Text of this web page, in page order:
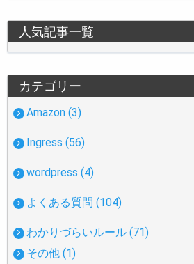
人気記事一覧
カテゴリー
Amazon (3)
Ingress (56)
wordpress (4)
よくある質問 (104)
わかりづらいルール (71)
その他 (1)